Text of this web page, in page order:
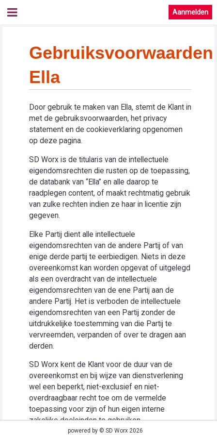
Aanmelden
Gebruiksvoorwaarden
Ella
Door gebruik te maken van Ella, stemt de Klant in
met de gebruiksvoorwaarden, het privacy
statement en de cookieverklaring opgenomen
op deze pagina.
SD Worx is de titularis van de intellectuele
eigendomsrechten die rusten op de toepassing,
de databank van “Ella” en alle daarop te
raadplegen content, of maakt rechtmatig gebruik
van zulke rechten indien ze haar in licentie zijn
gegeven.
Elke Partij dient alle intellectuele
eigendomsrechten van de andere Partij of van
enige derde partij te eerbiedigen. Niets in deze
overeenkomst kan worden opgevat of uitgelegd
als een overdracht van de intellectuele
eigendomsrechten van de ene Partij aan de
andere Partij. Het is verboden de intellectuele
eigendomsrechten van een Partij zonder de
uitdrukkelijke toestemming van die Partij te
vervreemden, verpanden of over te dragen aan
derden.
SD Worx kent de Klant voor de duur van de
overeenkomst en bij wijze van dienstverlening
wel een beperkt, niet-exclusief en niet-
overdraagbaar recht toe om de vermelde
toepassing voor zijn of hun eigen interne
zakelijke doeleinden te gebruiken
(“Gebruiksrecht”).powered by © SD Worx 2026